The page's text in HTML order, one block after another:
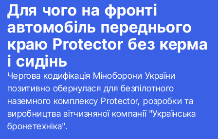
Для чого на фронті
автомобіль переднього
краю Protector без керма
і сидінь
Чергова кодифікація Міноборони України
позитивно обернулася для безпілотного
наземного комплексу Protector, розробки та
виробництва вітчизняної компанії "Українська
бронетехніка".